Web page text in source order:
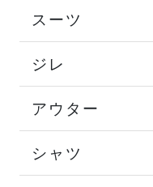
スーツ
ジレ
アウター
シャツ